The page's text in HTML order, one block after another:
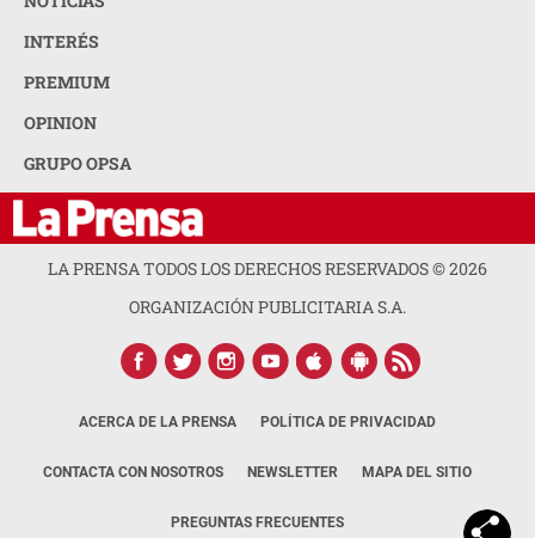
INTERÉS
PREMIUM
OPINION
GRUPO OPSA
LA PRENSA TODOS LOS DERECHOS RESERVADOS ©2026
ORGANIZACIÓN PUBLICITARIA S.A.
ACERCA DE LA PRENSA POLÍTICA DE PRIVACIDAD
CONTACTA CON NOSOTROS NEWSLETTER MAPA DEL SITIO
PREGUNTAS FRECUENTES